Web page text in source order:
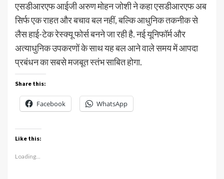
एसडीआरएफ आईजी अरुण मोहन जोशी ने कहा एसडीआरएफ अब
सिर्फ एक राहत और बचाव बल नहीं, बल्कि आधुनिक तकनीक से
लैस हाई-टेक रेस्क्यू फोर्स बनने जा रही है. नई यूनिफॉर्म और
अत्याधुनिक उपकरणों के साथ यह बल आने वाले समय में आपदा
प्रबंधन का सबसे मजबूत स्तंभ साबित होगा.
Share this:
Facebook WhatsApp
Like this:
Loading...